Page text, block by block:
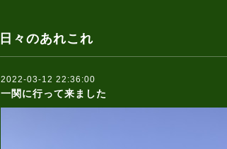
日々のあれこれ
2022-03-12 22:36:00
一関に行って来ました